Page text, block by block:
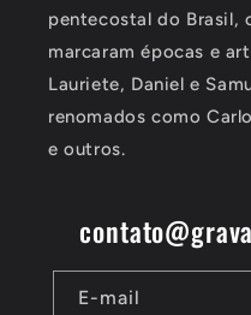
pentecostal do Brasil,
marcaram épocas e
Lauriete, Daniel e
renomados como
e outros.
E-mail